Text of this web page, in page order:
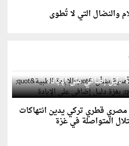
والنضال التي لا تُطوى
بشأن "الإبادة الطبية"
دليل إضافي على الإبادة
مصري قطري تركي يدين انتهاكات
المتواصلة في غزة